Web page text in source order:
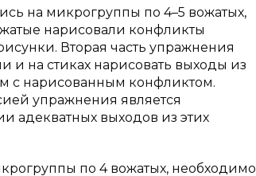
на микрогруппы по 4–5 вожатых,
нарисовали конфликты
Вторая часть упражнения
и на стиках нарисовать выходы из
с нарисованным конфликтом.
упражнения является
адекватных выходов из этих
по 4 вожатых, необходимо